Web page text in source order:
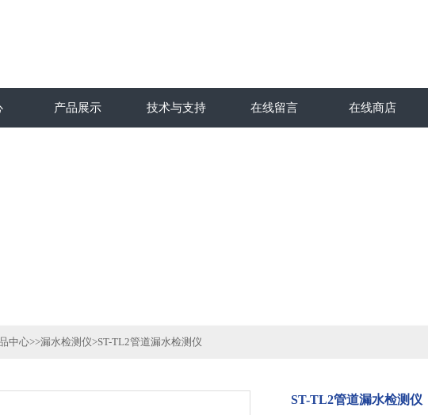
产品展示 技术与支持 在线留言 在线商店
中心>>漏水检测仪>ST-TL2管道漏水检测仪
ST-TL2管道漏水检测仪